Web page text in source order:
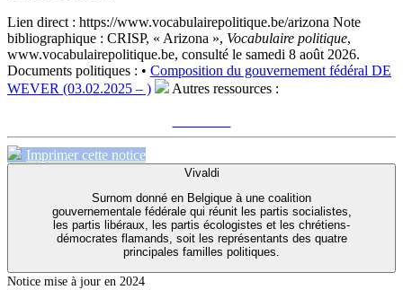
Lien direct : https://www.vocabulairepolitique.be/arizona Note
bibliographique : CRISP, « Arizona », Vocabulaire politique,
www.vocabulairepolitique.be, consulté le samedi 8 août 2026.
Documents politiques : • Composition du gouvernement fédéral DE
WEVER (03.02.2025 – )
Autres ressources :
Imprimer cette notice
Vivaldi
Surnom donné en Belgique à une coalition
gouvernementale fédérale qui réunit les partis socialistes,
les partis libéraux, les partis écologistes et les chrétiens-
démocrates flamands, soit les représentants des quatre
principales familles politiques.
Notice mise à jour en 2024